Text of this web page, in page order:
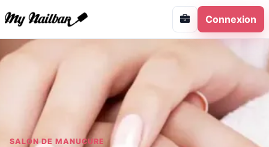
Connexion
SALON DE MANUCURE